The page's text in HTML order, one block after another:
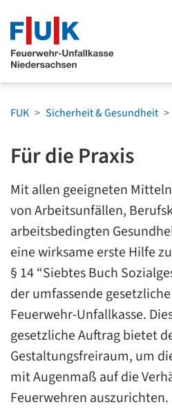
Zum Menü springen
FUK Sicherheit & Gesundheit
Für die Praxis
Mit allen geeigneten
von Arbeitsunfällen,
arbeitsbedingten
eine wirksame erste Hilfe
§ 14 “Siebtes Buch
der umfassende
Feuerwehr-Unfallkasse.
gesetzliche Auftrag bietet
Gestaltungsfreiraum, um
mit Augenmaß auf die
Feuerwehren auszurichten.